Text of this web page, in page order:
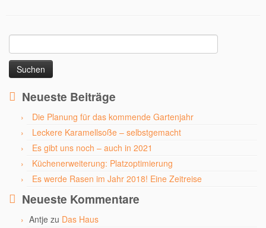
nach:
Neueste Beiträge
Die Planung für das kommende Gartenjahr
Leckere Karamellsoße – selbstgemacht
Es gibt uns noch – auch in 2021
Küchenerweiterung: Platzoptimierung
Es werde Rasen im Jahr 2018! Eine Zeitreise
Neueste Kommentare
Antje zu Das Haus